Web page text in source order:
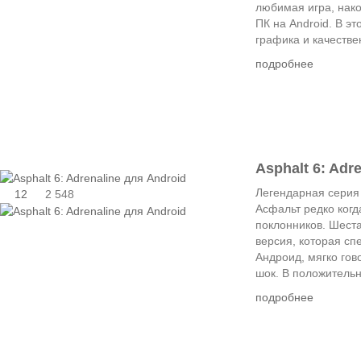
любимая игра,
ПК на Android. В
графика и
подробнее
12 2 548
Asphalt 6:
Легендарная
Асфальт редко
поклонников.
версия, которая
Андроид, мягко
шок. В
подробнее